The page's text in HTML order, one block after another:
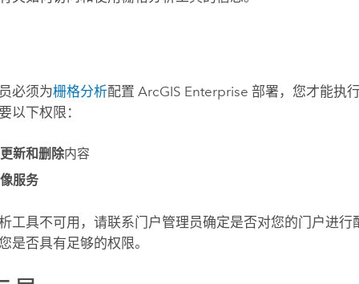
必须为栅格分析配置ArcGIS Enterprise 部署，您才能执
以下权限：
新和删除内容
服务
工具不可用，请联系门户管理员确定是否对您的门户进行
是否具有足够的权限。